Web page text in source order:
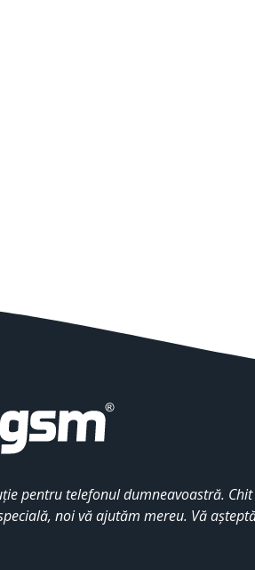
pentru telefonul dumneavoastră. Chit
noi vă ajutăm mereu. Vă